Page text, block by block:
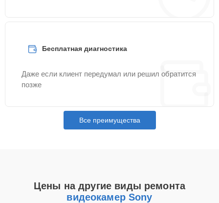
Бесплатная диагностика
Даже если клиент передумал или решил обратится
позже
Все преимущества
Цены на другие виды ремонта
видеокамер Sony